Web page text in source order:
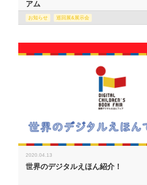
アム
お知らせ 巡回展&展示会
2020.04.13
世界のデジタルえほん紹介！